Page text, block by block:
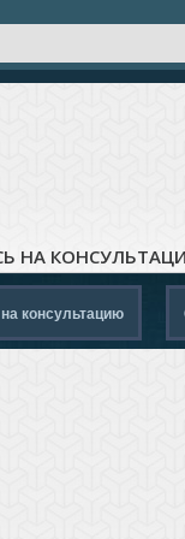
НА
консультацию